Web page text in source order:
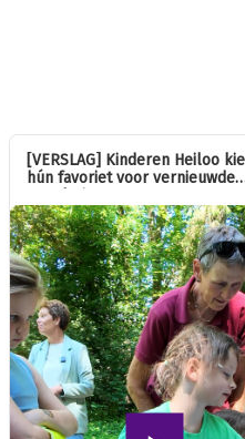
[VERSLAG] Kinderen Heiloo
hún favoriet voor vernieuwde